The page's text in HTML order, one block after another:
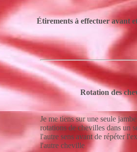
Étirements à effectuer avant
Rotation des
Je me tiens sur une seule
rotations de chevilles dans un
l'autre sens avant de répéter
l'autre cheville